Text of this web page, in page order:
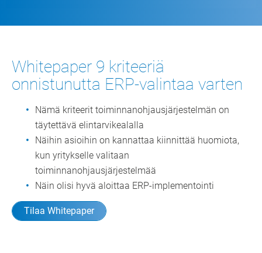
Whitepaper 9 kriteeriä
onnistunutta ERP-valintaa varten
Nämä kriteerit toiminnanohjausjärjestelmän on
täytettävä elintarvikealalla
Näihin asioihin on kannattaa kiinnittää huomiota,
kun yritykselle valitaan
toiminnanohjausjärjestelmää
Näin olisi hyvä aloittaa ERP-implementointi
Tilaa Whitepaper